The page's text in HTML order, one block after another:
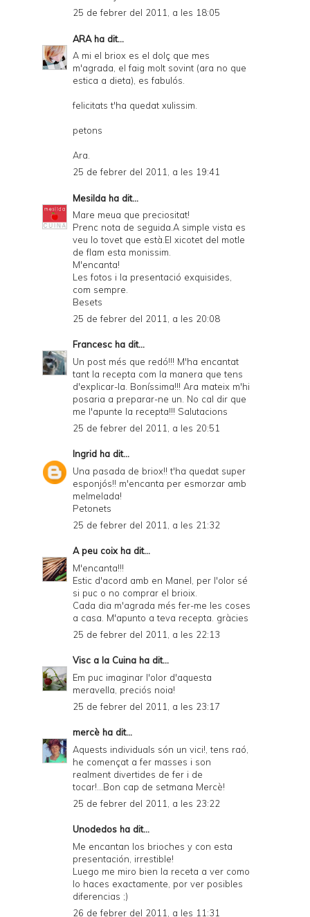
25 de febrer del 2011, a les 18:05
ARAha dit...
A mi el briox es el dolç que mes
m'agrada, el faig molt sovint (ara no que
estica a dieta), es fabulós.
felicitats t'ha quedat xulissim.
petons
Ara.
25 de febrer del 2011, a les 19:41
Mesilda ha dit...
Mare meua que preciositat!
Prenc nota de seguida.A simple vista es
veu lo tovet que està.El xicotet del motle
de flam esta monissim.
M'encanta!
Les fotos i la presentació exquisides,
com sempre.
Besets
25 de febrer del 2011, a les 20:08
Francesc ha dit...
Un post més que redó!!! M'ha encantat
tant la recepta com la manera que tens
d'explicar-la. Boníssima!!! Ara mateix m'hi
posaria a preparar-ne un. No cal dir que
me l'apunte la recepta!!! Salutacions
25 de febrer del 2011, a les 20:51
Ingrid ha dit...
Una pasada de briox!! t'ha quedat super
esponjós!! m'encanta per esmorzar amb
melmelada!
Petonets
25 de febrer del 2011, a les 21:32
A peu coixha dit...
M'encanta!!!
Estic d'acord amb en Manel, per l'olor sé
si puc o no comprar el brioix.
Cada dia m'agrada més fer-me les coses
a casa. M'apunto a teva recepta. gràcies
25 de febrer del 2011, a les 22:13
Visc a la Cuina ha dit...
Em puc imaginar l'olor d'aquesta
meravella, preciós noia!
25 de febrer del 2011, a les 23:17
mercè ha dit...
Aquests individuals són un vici!, tens raó,
he començat a fer masses i son
realment divertides de fer i de
tocar!...Bon cap de setmana Mercè!
25 de febrer del 2011, a les 23:22
Unodedos ha dit...
Me encantan los brioches y con esta
presentación, irrestible!
Luego me miro bien la receta a ver como
lo haces exactamente, por ver posibles
diferencias ;)
26 de febrer del 2011, a les 11:31